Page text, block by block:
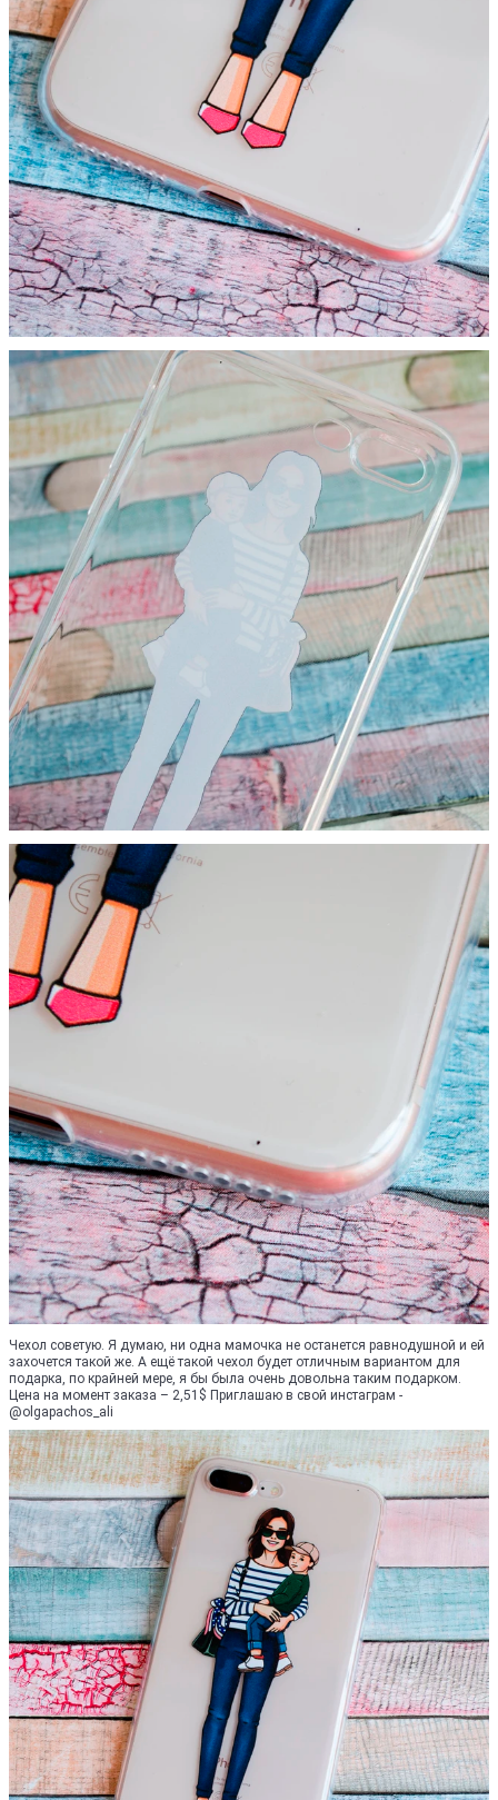
Чехол советую. Я думаю, ни одна мамочка не останется равнодушной и ей
захочется такой же. А ещё такой чехол будет отличным вариантом для
подарка, по крайней мере, я бы была очень довольна таким подарком.
Цена на момент заказа – 2,51$ Приглашаю в свой инстаграм -
@olgapachos_ali